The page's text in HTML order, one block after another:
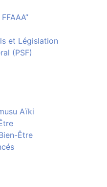
et Législation
(PSF)
Aïki
Être